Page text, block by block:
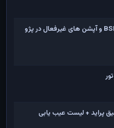
آشنایی با سیستم های هوشمند ، BSI و آپشن های غیرفعال در پژو
پراید + لیست عیب یابی